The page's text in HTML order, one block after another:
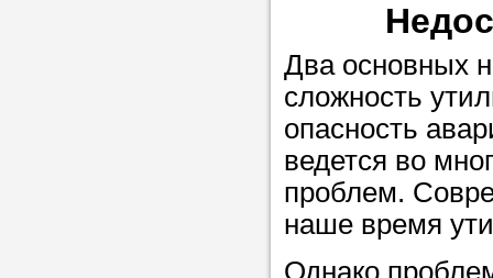
студент-
хорошо
задачей. Он
цена ниже, и
найдет
учеником.
Два основных
сложность
опасность
ведется во
проблем.
наше время
Однако